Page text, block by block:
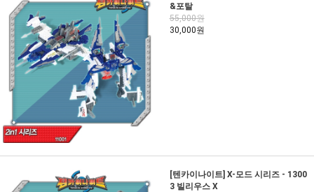
&포탈
55,000원
30,000원
[텐카이나이트] X-모드 시리즈 - 1300
3 빌리우스 X